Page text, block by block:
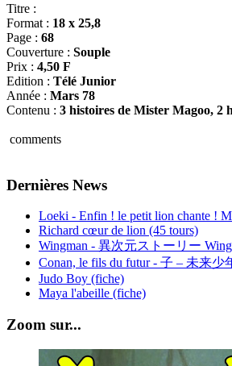
Titre :
Format : 18 x 25,8
Page : 68
Couverture : Souple
Prix : 4,50 F
Edition : Télé Junior
Année : Mars 78
Contenu : 3 histoires de Mister Magoo, 2
comments
Dernières News
Loeki - Enfin ! le petit lion chante !
Richard cœur de lion (45 tours)
Wingman - 異次元ストーリー
Conan, le fils du futur - 子 – 未来少
Judo Boy (fiche)
Maya l'abeille (fiche)
Zoom sur...